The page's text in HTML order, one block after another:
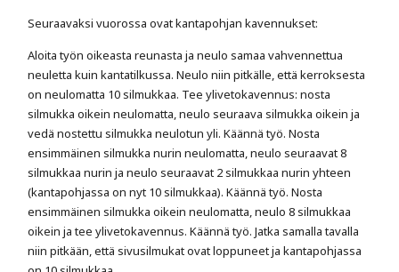
Seuraavaksi vuorossa ovat kantapohjan kavennukset:
Aloita työn oikeasta reunasta ja neulo samaa vahvennettua
neuletta kuin kantatilkussa. Neulo niin pitkälle, että kerroksesta
on neulomatta 10 silmukkaa. Tee ylivetokavennus: nosta
silmukka oikein neulomatta, neulo seuraava silmukka oikein ja
vedä nostettu silmukka neulotun yli. Käännä työ. Nosta
ensimmäinen silmukka nurin neulomatta, neulo seuraavat 8
silmukkaa nurin ja neulo seuraavat 2 silmukkaa nurin yhteen
(kantapohjassa on nyt 10 silmukkaa). Käännä työ. Nosta
ensimmäinen silmukka oikein neulomatta, neulo 8 silmukkaa
oikein ja tee ylivetokavennus. Käännä työ. Jatka samalla tavalla
niin pitkään, että sivusilmukat ovat loppuneet ja kantapohjassa